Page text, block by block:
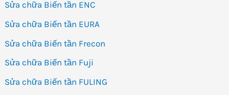
Sửa chữa Biến tần ENC
Sửa chữa Biến tần EURA
Sửa chữa Biến tần Frecon
Sửa chữa Biến tần Fuji
Sửa chữa Biến tần FULING